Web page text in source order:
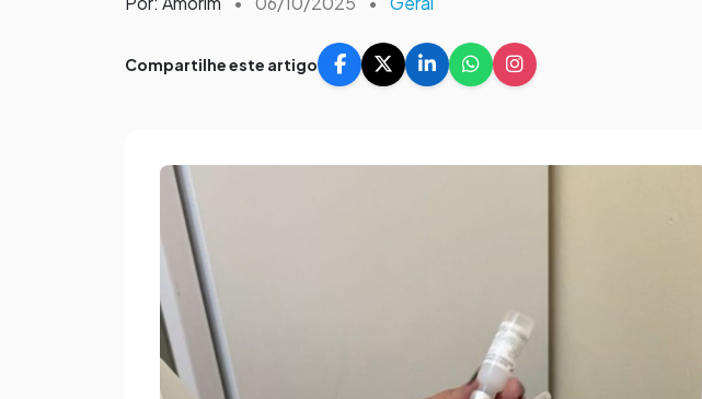
Compartilhe este artigo